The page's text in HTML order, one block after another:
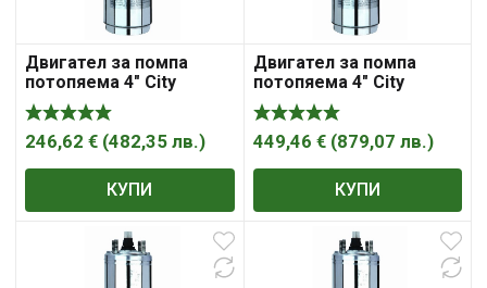
Двигател за помпа
потопяема 4″ City
Pumps SM30-4R
246,62 € (482,35 лв.)
КУПИ
Двигател за помпа
потопяема 4″ City
Pumps SM55-4R
449,46 € (879,07 лв.)
КУПИ